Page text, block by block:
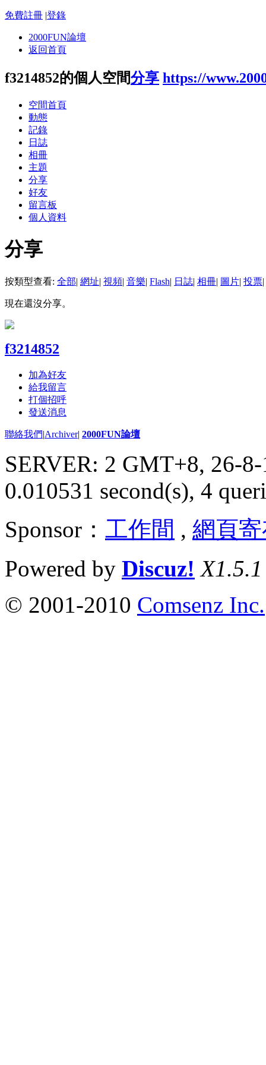
免費註冊 |登錄
2000FUN論壇
返回首頁
f3214852的個人空間分享 https://
空間首頁
動態
記錄
日誌
相冊
主題
分享
好友
留言板
個人資料
分享
按類型查看: 全部| 網址| 視頻| 音樂| Flash| 日誌| 相冊| 圖片| 投票|
現在還沒分享。
f3214852
加為好友
給我留言
打個招呼
發送消息
聯絡我們|Archiver| 2000FUN論壇
SERVER: 2 GMT+8, 26-
0.010531 second(s), 4
Sponsor： 工作間 , 網頁
Powered by Discuz! X1.5.1
© 2001-2010 Comsenz Inc.